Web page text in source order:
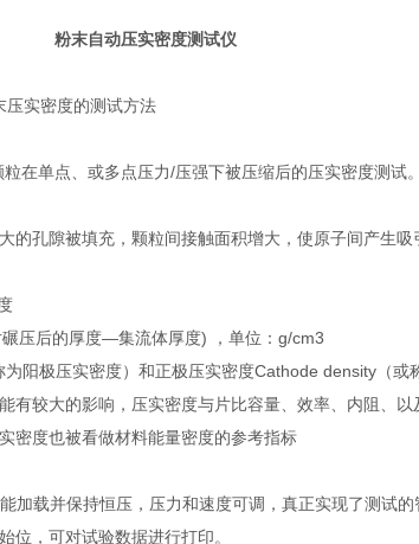
粉末自动压实密度测试仪
实密度的测试方法
在单点、或多点压力/压强下被压缩后的压实密度测试。
的孔隙被填充，颗粒间接触面积增大，使原子间产生
压后的厚度—集流体厚度) ，单位：g/cm3
阳极压实密度）和正极压实密度Cathode density（或
较大的影响，压实密度与片比容量、效率、内阻、以
密度也被看做材料能量密度的参考指标
加载并保持恒压，压力和速度可调，真正实现了测试
位，可对试验数据进行打印。